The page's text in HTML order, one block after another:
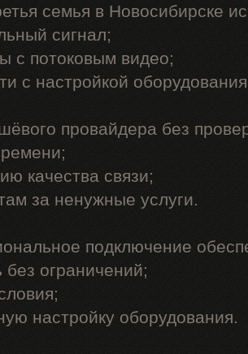
семья в Новосибирске
сигнал;
с потоковым видео;
с настройкой
провайдера без
качества связи;
за ненужные услуги.
подключение
без ограничений;
настройку оборудования.